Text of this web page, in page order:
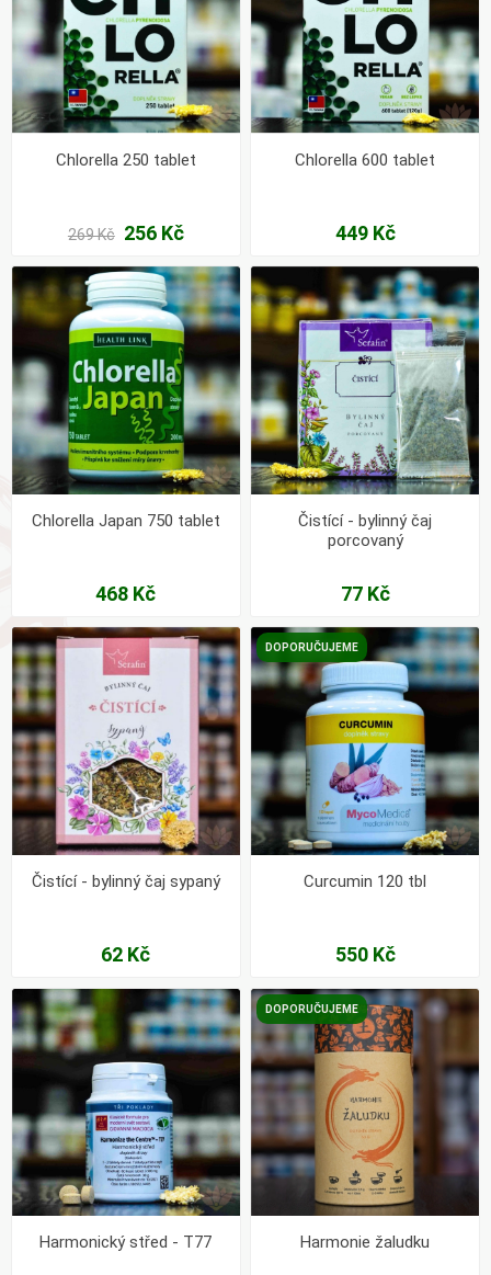
Chlorella 250 tablet
269 Kč 256 Kč
Chlorella 600 tablet
449 Kč
Chlorella Japan 750 tablet
468 Kč
Čistící - bylinný čaj
porcovaný
77 Kč
Čistící - bylinný čaj sypaný
62 Kč
DOPORUČUJEME
Curcumin 120 tbl
550 Kč
Harmonický střed - T77
DOPORUČUJEME
Harmonie žaludku